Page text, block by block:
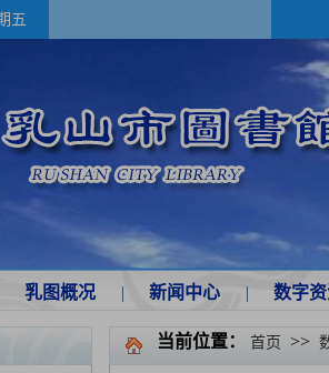
五
乳图概况 | 新闻中心 | 数字
当前位置： 首页 >>